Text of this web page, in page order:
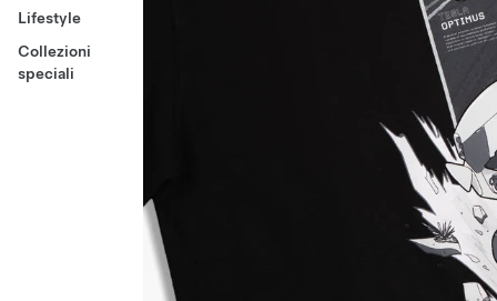
Lifestyle
Collezioni
speciali